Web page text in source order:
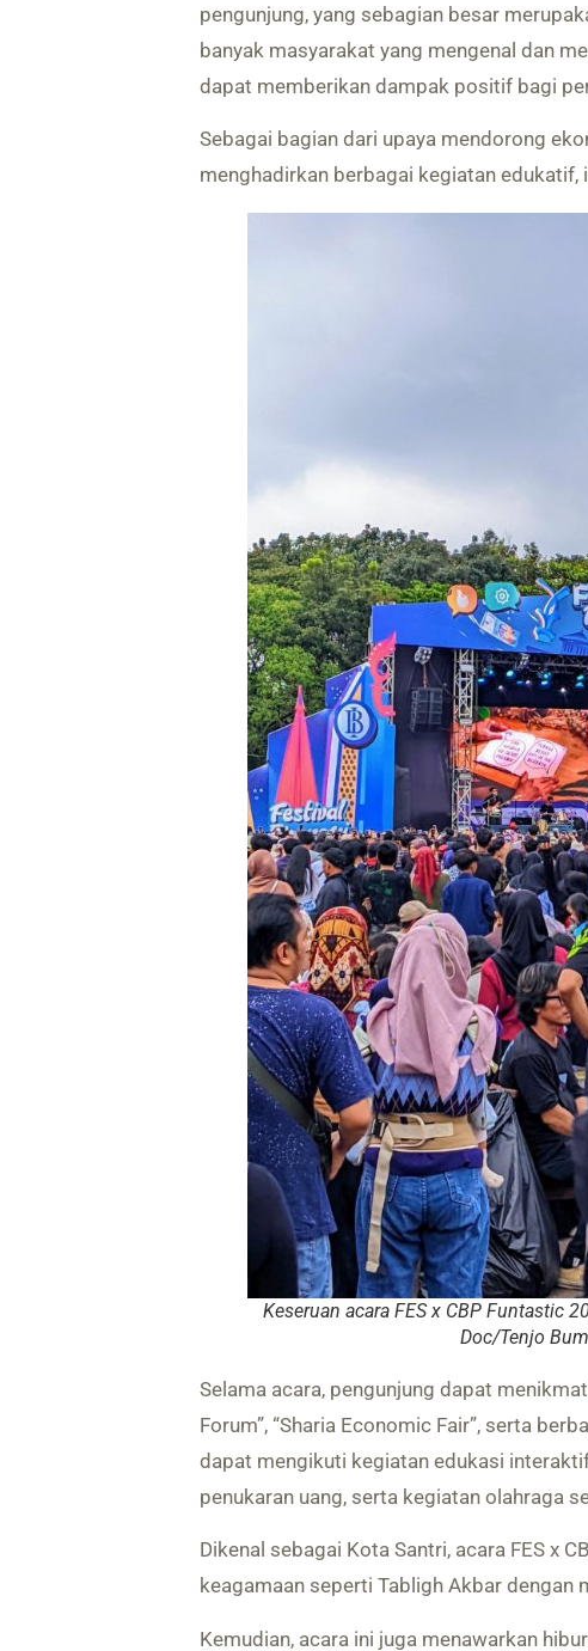
pengunjung, yang sebagian besar
banyak masyarakat yang mengenal dan
dapat memberikan dampak positif bagi
Sebagai bagian dari upaya mendorong
menghadirkan berbagai kegiatan
Keseruan acara FES x CBP Funtastic
Doc/Tenjo
Selama acara, pengunjung dapat
Forum”, “Sharia Economic Fair”, serta
dapat mengikuti kegiatan edukasi
penukaran uang, serta kegiatan olahraga
Dikenal sebagai Kota Santri, acara FES x
keagamaan seperti Tabligh Akbar dengan
Kemudian, acara ini juga menawarkan